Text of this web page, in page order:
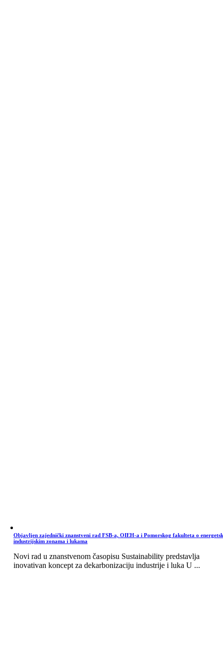
Objavljen zajednički znanstveni rad FSB-a, OIEH-a i Pomorskog fakulteta o
industrijskim zonama i lukama
Novi rad u znanstvenom časopisu Sustainability predstavlja
inovativan koncept za dekarbonizaciju industrije i luka U ...